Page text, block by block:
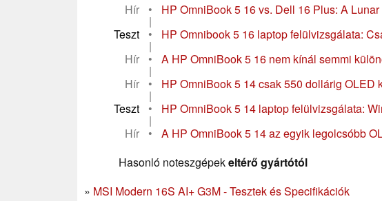
Hír
• HP OmniBook 5 16 vs. Dell 16 Plus: A
|
Teszt
• HP Omnibook 5 16 laptop felülvizsgálata:
|
Hír
• A HP OmniBook 5 16 nem kínál semmi
|
Hír
• HP OmniBook 5 14 csak 550 dollárig OLED
|
Teszt
• HP OmniBook 5 14 laptop felülvizsgálata:
|
Hír
•
A HP OmniBook 5 14 az egyik legolcsóbb
Hasonló noteszgépekeltérő gyártótól
MSI Modern 16S AI+ G3M - Tesztek és Specifikációk